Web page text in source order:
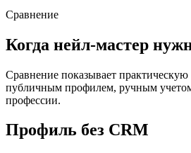
Сравнение
Когда нейл-мастер
Сравнение показывает
публичным профилем, ручным
профессии.
Профиль без CRM